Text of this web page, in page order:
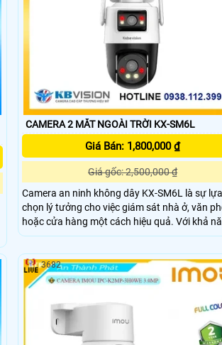
CAMERA 2 MẮT NGOÀI TRỜI KX-SM6L
Giá Bán: 1,800,000 ₫
Giá gốc: 2,500,000 ₫
Camera an ninh không dây KX-SM6L là sự lựa
chọn lý tưởng cho việc giám sát nhà ở, văn
hoặc cửa hàng một cách hiệu quả. Với khả
giám sát 2 góc nhìn cùng lúc, với mỗi ống kính
trên điện thoại
3682